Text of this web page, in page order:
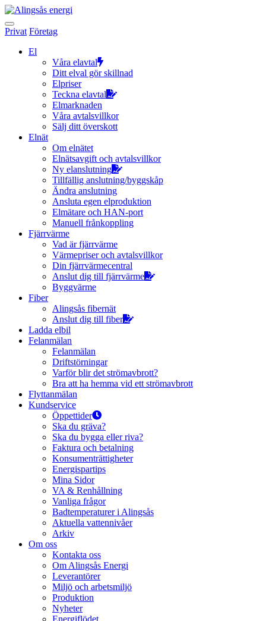
Hoppa
till
innehållet
Privat Företag
El
Våra elavtal
Ditt elval gör skillnad
Elpriser
Teckna elavtal
Elmarknaden
Våra avtalsvillkor
Sälj ditt överskott
Elnät
Om elnätet
Elnätsavgift och avtalsvillkor
Ny elanslutning
Tillfällig anslutning/byggskåp
Ändra anslutning
Ansluta egen elproduktion
Elmätare och HAN-port
Manuell frånkoppling
Fjärrvärme
Vad är fjärrvärme
Värmepriser och avtalsvillkor
Din fjärrvärmecentral
Anslut dig till fjärrvärme
Byggvärme
Fiber
Alingsås fibernät
Anslut dig till fiber
Ladda elbil
Felanmälan
Felanmälan
Driftstörningar
Varför blir det strömavbrott?
Bra att ha hemma vid ett strömavbrott
Flyttanmälan
Kundservice
Öppettider
Ska du gräva?
Ska du bygga eller riva?
Faktura och betalning
Konsumenträttigheter
Energispartips
Mina Sidor
VA & Renhållning
Vanliga frågor
Badtemperaturer i Alingsås
Aktuella vattennivåer
Arkiv
Om oss
Kontakta oss
Om Alingsås Energi
Leverantörer
Miljö och arbetsmiljö
Produktion
Nyheter
Energiflödet